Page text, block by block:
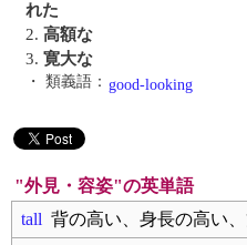
れた
2. 高額な
3. 寛大な
・ 類義語： good-looking
"外見・容姿"の英単語
tall 背の高い、身長の高い